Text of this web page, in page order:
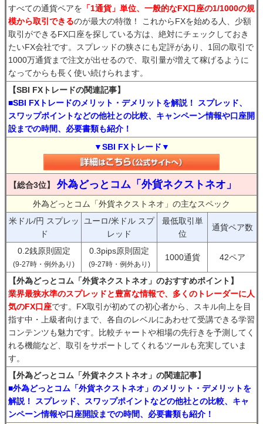
すべての通貨ペアを 「1通貨」単位、一般的なFX口座の1/1000の規
模から取引できるのが最大の特徴！ これからFXを始める人、少額
取引ができるFX口座を探している方は、絶対にチェックしておき
たいFX会社です。スプレッドの狭さにも定評があり、1回の取引で
1000万通貨まで注文が出せるので、取引量が増えて稼げるように
なってからも長く使い続けられます。
【SBI FXトレードの関連記事】
■SBI FXトレードのメリット・デメリットを解説！ スプレッド、
スワップポイントなどの他社との比較、キャンペーン情報や口座開
設までの時間、必要書類も紹介！
▼SBI FXトレード▼
【総合3位】 外為どっとコム「外貨ネクストネオ」
外為どっとコム「外貨ネクストネオ」の主なスペック
米ドル/円 スプレッ
ド
ユーロ/米ドル スプ
レッド
最低取引単
位
通貨ペア数
0.2銭原則固定
(9-27時・例外あり)
0.3pips原則固定
(9-27時・例外あり)
1000通貨 42ペア
【外為どっとコム「外貨ネクストネオ」のおすすめポイント】
業界最狭水準のスプレッドと豊富な情報で、多くのトレーダーに人
気のFX口座です。FX取引が初めての初心者から、スキル向上を目
指す中・上級者向けまで、各自のレベルにあわせて受講できる学習
コンテンツも魅力です。比較チャートや相場の先行きを予測してく
れる機能など、取引をサポートしてくれるツールも充実していま
す。
【外為どっとコム「外貨ネクストネオ」の関連記事】
■外為どっとコム「外貨ネクストネオ」のメリット・デメリットを
解説！ スプレッド、スワップポイントなどの他社との比較、キャ
ンペーン情報や口座開設までの時間、必要書類も紹介！